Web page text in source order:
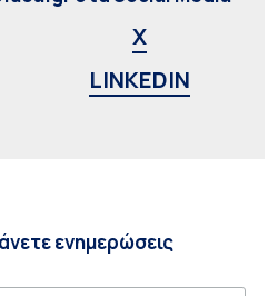
X
LINKEDIN
ενημερώσεις